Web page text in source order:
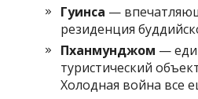
Гуинса —
резиденция
Пханмунджом —
туристический
Холодная война все